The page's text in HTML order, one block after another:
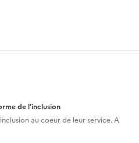
de l’inclusion
aucoeur de leur service. A